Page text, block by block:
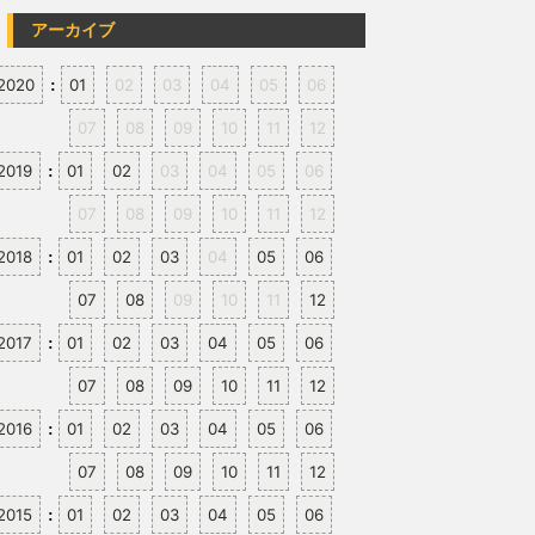
アーカイブ
: 01 02 03 04 05 06
07 08 09 10 11 12
: 01 02 03 04 05 06
07 08 09 10 11 12
: 01 02 03 04 05 06
07 08 09 10 11 12
: 01 02 03 04 05 06
07 08 09 10 11 12
: 01 02 03 04 05 06
07 08 09 10 11 12
: 01 02 03 04 05 06